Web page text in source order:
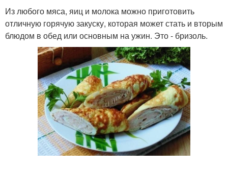
Из любого мяса, яиц и молока можно приготовить
отличную горячую закуску, которая может стать и вторым
блюдом в обед или основным на ужин. Это - бризоль.